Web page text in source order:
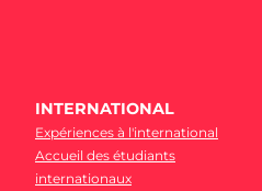
INTERNATIONAL
Expériences à l'international
Accueil des étudiants
internationaux